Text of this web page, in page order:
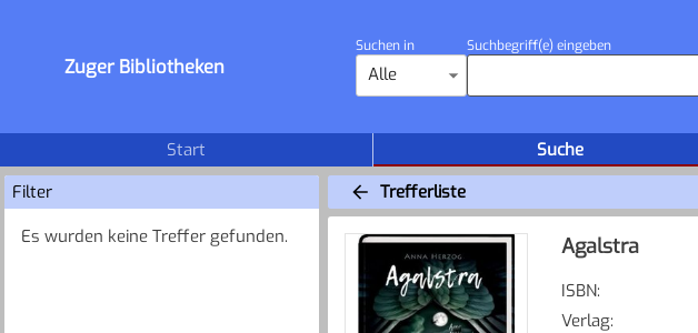
Zuger Bibliotheken
Suchen in
Alle
Suchbegriff(e) eingeben
Start Suche
Filter
Es wurden keine Treffer gefunden.
Trefferliste
Agalstra
ISBN:
Verlag: